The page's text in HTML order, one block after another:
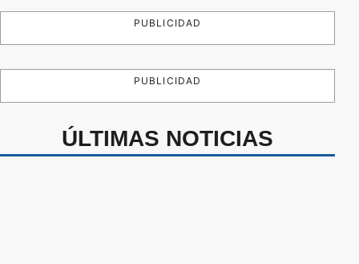
PUBLICIDAD
PUBLICIDAD
ÚLTIMAS NOTICIAS